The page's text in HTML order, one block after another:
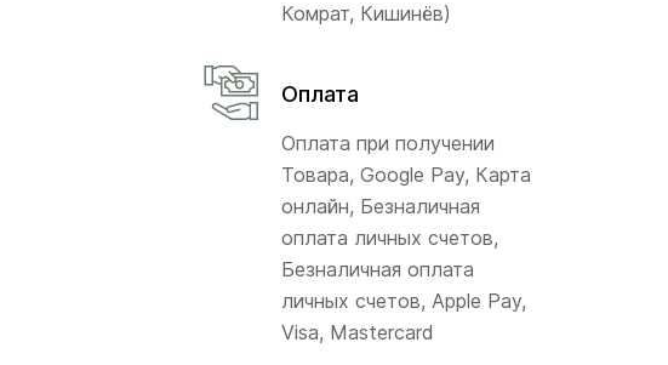
Комрат, Кишинёв)
Оплата
Оплата при получении
Товара, Google Pay, Карта
онлайн, Безналичная
оплата личных счетов,
Безналичная оплата
личных счетов, Apple Pay,
Visa, Mastercard